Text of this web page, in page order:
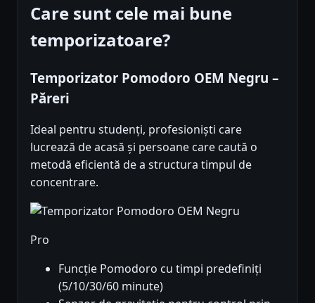
Care sunt cele mai bune
temporizatoare?
Temporizator Pomodoro OEM Negru –
Păreri
Ideal pentru studenți, profesioniști care
lucrează de acasă și persoane care caută o
metodă eficientă de a structura timpul de
concentrare.
Pro
Funcție Pomodoro cu timpi predefiniți
(5/10/30/60 minute)